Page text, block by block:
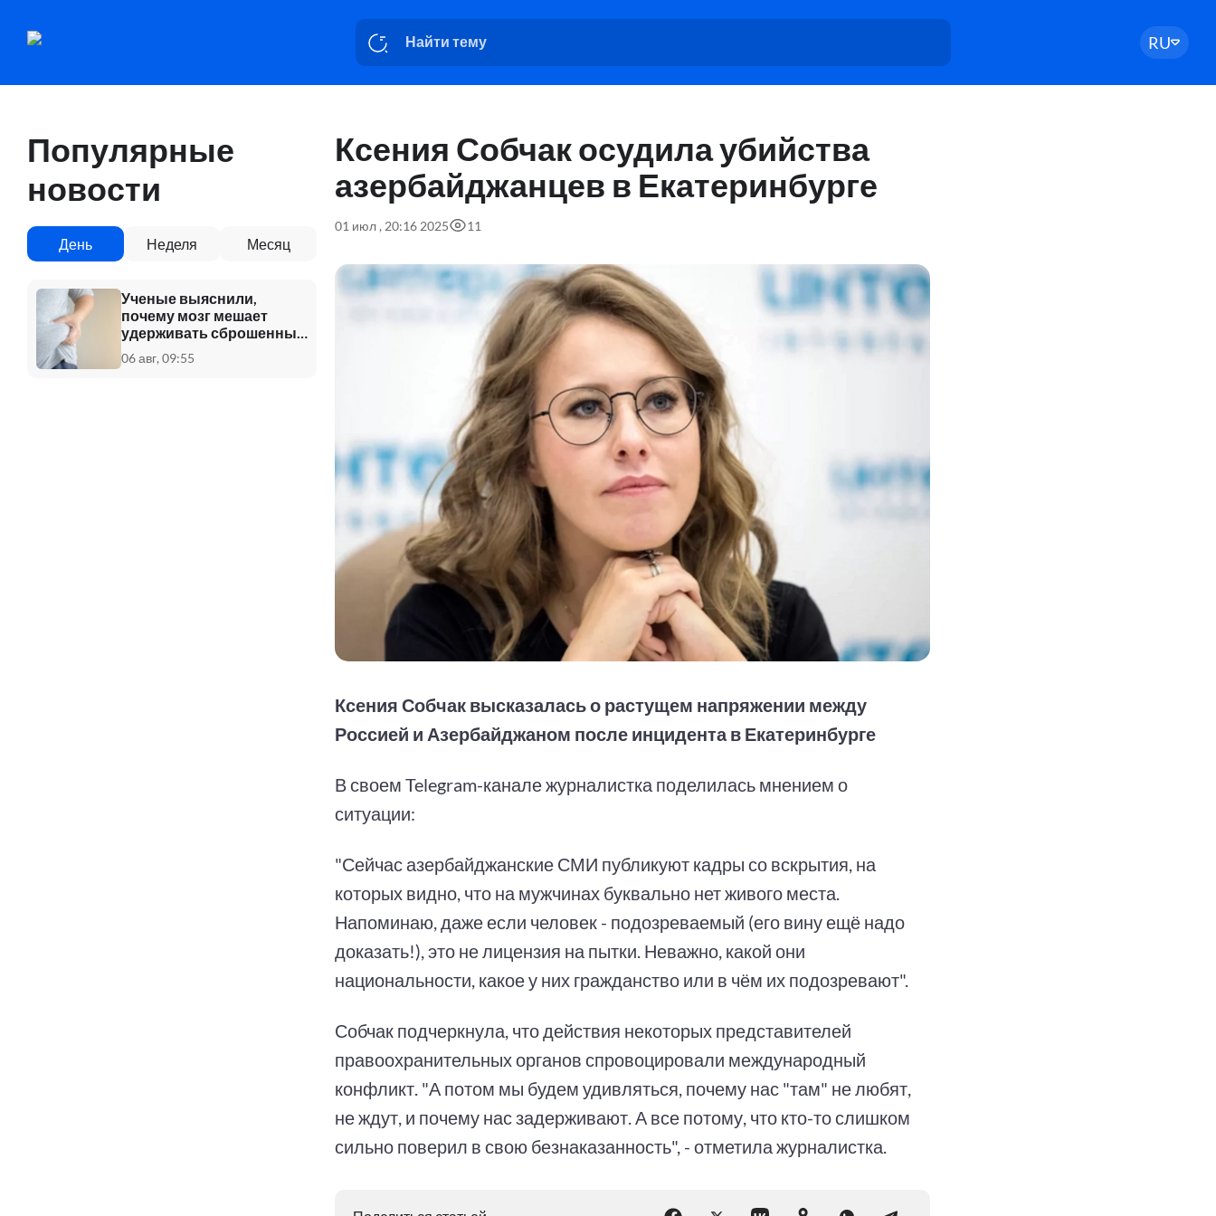
RU
Популярные
новости
День Неделя Месяц
Ученые выяснили,
почему мозг мешает
удерживать сброшенный
вес
06 авг, 09:55
Ксения Собчак осудила убийства
азербайджанцев в Екатеринбурге
01 июл , 20:16 2025 11
Ксения Собчак высказалась о растущем напряжении между
Россией и Азербайджаном после инцидента в Екатеринбурге
В своем Telegram-канале журналистка поделилась мнением о
ситуации:
"Сейчас азербайджанские СМИ публикуют кадры со вскрытия, на
которых видно, что на мужчинах буквально нет живого места.
Напоминаю, даже если человек - подозреваемый (его вину ещё надо
доказать!), это не лицензия на пытки. Неважно, какой они
национальности, какое у них гражданство или в чём их подозревают".
Собчак подчеркнула, что действия некоторых представителей
правоохранительных органов спровоцировали международный
конфликт. "А потом мы будем удивляться, почему нас "там" не любят,
не ждут, и почему нас задерживают. А все потому, что кто-то слишком
сильно поверил в свою безнаказанность", - отметила журналистка.